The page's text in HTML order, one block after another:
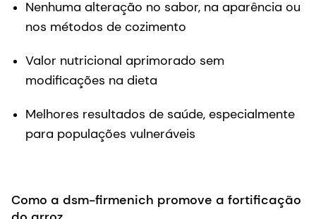
Nenhuma alteração no sabor, na aparência ou
nos métodos de cozimento
Valor nutricional aprimorado sem
modificações na dieta
Melhores resultados de saúde, especialmente
para populações vulneráveis
Como a dsm-firmenich promove a fortificação